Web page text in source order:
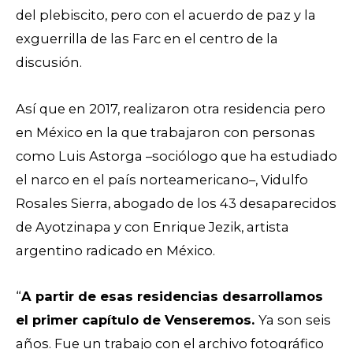
del plebiscito, pero con el acuerdo de paz y la
exguerrilla de las Farc en el centro de la
discusión.
Así que en 2017, realizaron otra residencia pero
en México en la que trabajaron con personas
como Luis Astorga –sociólogo que ha estudiado
el narco en el país norteamericano–, Vidulfo
Rosales Sierra, abogado de los 43 desaparecidos
de Ayotzinapa y con Enrique Jezik, artista
argentino radicado en México.
“A partir de esas residencias desarrollamos
el primer capítulo de Venseremos. Ya son seis
años. Fue un trabajo con el archivo fotográfico